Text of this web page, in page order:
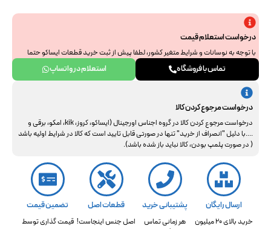
درخواست استعلام قیمت
با توجه به نوسانات و شرایط متغیر کشور، لطفا پیش از ثبت خرید قطعات ایساکو حتما
جهت استعلام نهایی با ما هماهنگ فرمایید. از همراهی و درک شما سپاسگزاریم.
تماس با فروشگاه استعلام در واتساپ
درخواست مرجوع کردن کالا
درخواست مرجوع کردن کالا در گروه اجناس اورجینال (ایساکو، کروز، kik، امکو، برقی و
....با دلیل "انصراف از خرید" تنها در صورتی قابل تایید است که کالا در شرایط اولیه باشد
( در صورت پلمپ بودن، کالا نباید باز شده باشد).
ارسال رایگان
خرید بالای 20 میلیون
پشتیبانی خرید
هر زمانی تماس
قطعات اصل
اصل جنس اینجاست!
تضمین قیمت
قیمت گذاری توسط